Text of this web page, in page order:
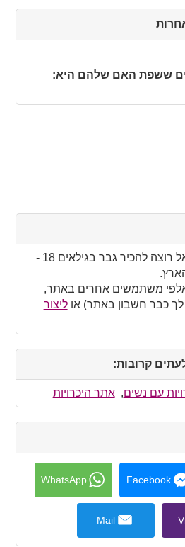
to
ששפת האם שלהם היא:
מעיר נהריה, ישראל רוצה להכיר גבר בגילאים 18 -
משתמשים אחרים באתר,
כבר חשבון באתר) אוליצור
קרובות:
to
collapse
contents
עם נשים,אתר היכרויות
Facebook
WhatsApp
Mail